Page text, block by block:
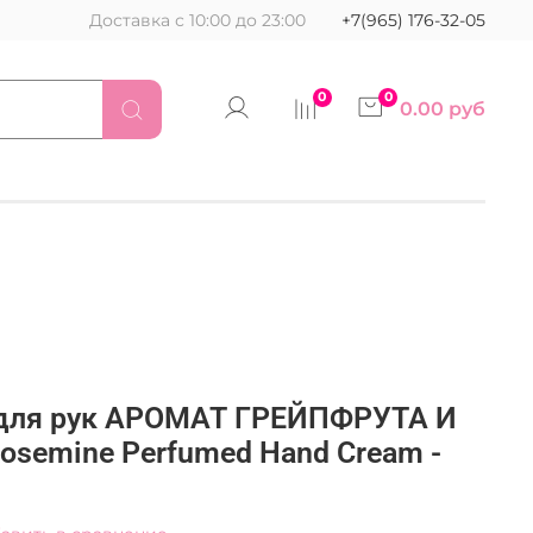
Доставка с 10:00 до 23:00 +7(965) 176-32-05
0 0 0.00 руб
рук АРОМАТ ГРЕЙПФРУТА И
Perfumed Hand Cream -